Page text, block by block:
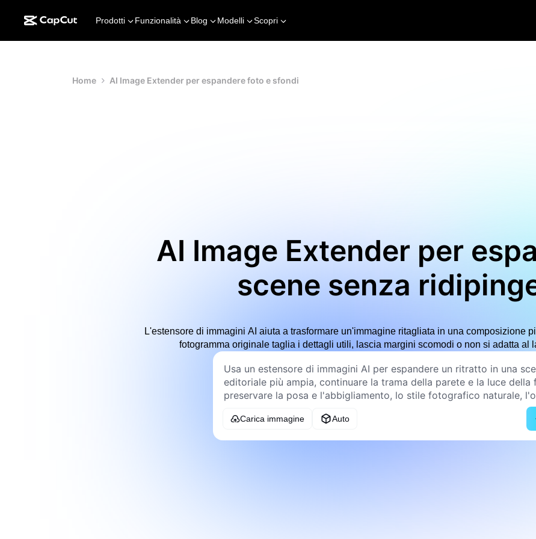
Prodotti Funzionalità Blog Modelli Scopri
Home AI Image Extender per espandere foto e sfondi
AI Image Extender per
scene senza
L'estensore di immagini AI aiuta a trasformare un'immagine ritagliata in una composizione
fotogramma originale taglia i dettagli utili, lascia margini scomodi o non si adatta al
Carica immagine Auto